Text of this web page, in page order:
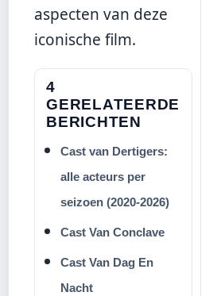
aspecten van deze
iconische film.
4
GERELATEERDE
BERICHTEN
Cast van Dertigers:
alle acteurs per
seizoen (2020-2026)
Cast Van Conclave
Cast Van Dag En
Nacht